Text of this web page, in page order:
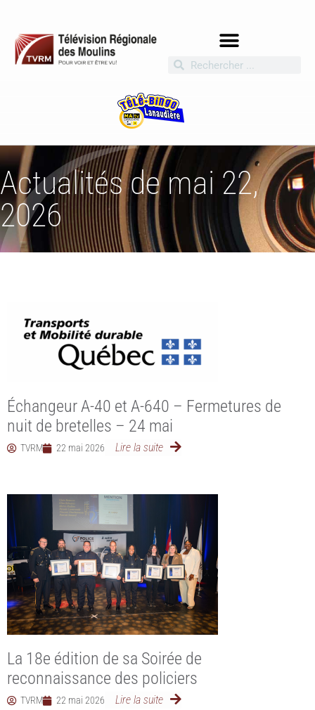
Actualités de mai 22,
2026
Échangeur A-40 et A-640 – Fermetures de
nuit de bretelles – 24 mai
TVRM 22 mai 2026 Lire la suite
La 18e édition de sa Soirée de
reconnaissance des policiers
TVRM 22 mai 2026 Lire la suite